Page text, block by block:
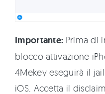
Importante: Prima di
blocco attivazione
4Mekey eseguirà il
iOS. Accetta il